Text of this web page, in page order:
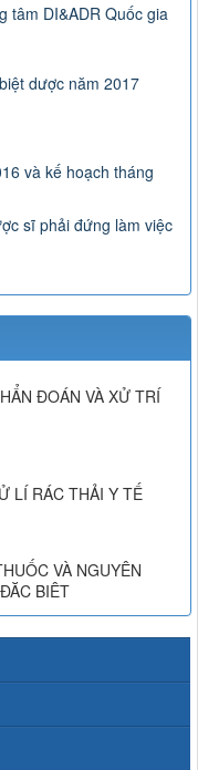
tâm DI&ADR Quốc gia
dược năm 2017
và kế hoạch tháng
sĩ phải đứng làm việc
phủ: Quy định chi
hướng dẫn thi
chống COVID-19
VÀ VIỆC KÊ ĐƠN
ĐIỀU TRỊ NGOẠI
ĐOÁN VÀ XỬ TRÍ
BIỆT
nhất chỉ định đối với
ngậm dưới lưỡi